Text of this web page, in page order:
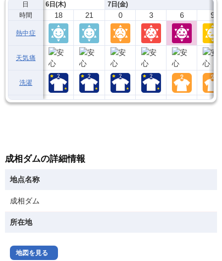
日
時間
熱中症
天気痛
洗濯
6日(木)
18 21
7日(金)
0 3 6 9
成相ダムの詳細情報
地点名称
成相ダム
所在地
地図を見る